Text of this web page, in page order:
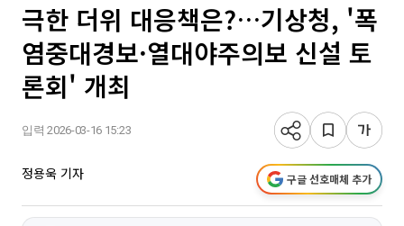
극한 더위 대응책은?…기상청, '폭
염중대경보·열대야주의보 신설 토
론회' 개최
입력 2026-03-16 15:23
정용욱 기자 구글 선호매체 추가